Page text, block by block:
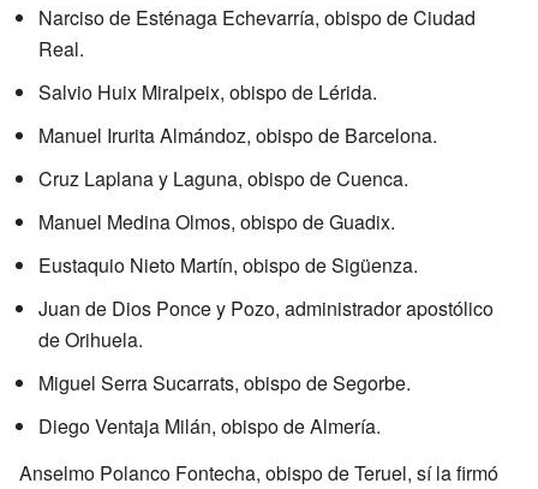
Narciso de Esténaga Echevarría, obispo de Ciudad
Real.
Salvio Huix Miralpeix, obispo de Lérida.
Manuel Irurita Almándoz, obispo de Barcelona.
Cruz Laplana y Laguna, obispo de Cuenca.
Manuel Medina Olmos, obispo de Guadix.
Eustaquio Nieto Martín, obispo de Sigüenza.
Juan de Dios Ponce y Pozo, administrador apostólico
de Orihuela.
Miguel Serra Sucarrats, obispo de Segorbe.
Diego Ventaja Milán, obispo de Almería.
Anselmo Polanco Fontecha, obispo de Teruel, sí la firmó